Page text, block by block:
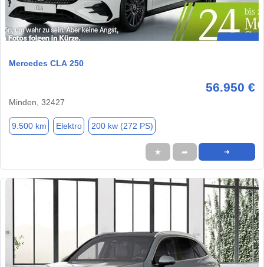
Mercedes CLA 250
56.950 €
Minden, 32427
9.500 km Elektro 200 kw (272 PS)
★ ➦ ➜